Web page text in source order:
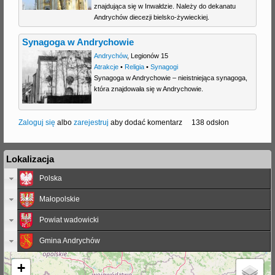
znajdująca się w Inwałdzie. Należy do dekanatu
Andrychów diecezji bielsko-żywieckiej.
Synagoga w Andrychowie
Andrychów,
Legionów 15
Atrakcje• Religia• Synagogi
Synagoga w Andrychowie – nieistniejąca synagoga,
która znajdowała się w Andrychowie.
Zaloguj się albo zarejestruj aby dodać komentarz 138 odsłon
Lokalizacja
Polska
Małopolskie
Powiat wadowicki
Gmina Andrychów
+